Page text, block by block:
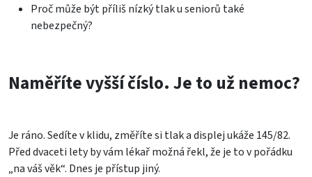
Proč může být příliš nízký tlak u seniorů také
nebezpečný?
Naměříte vyšší číslo. Je to už nemoc?
Je ráno. Sedíte v klidu, změříte si tlak a displej ukáže 145/82.
Před dvaceti lety by vám lékař možná řekl, že je to v pořádku
„na váš věk“. Dnes je přístup jiný.